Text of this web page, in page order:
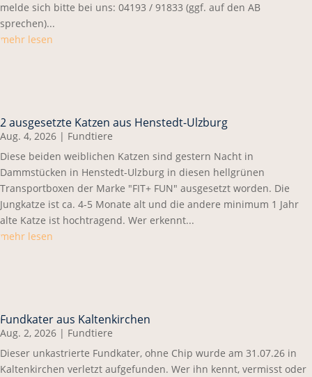
melde sich bitte bei uns: 04193 / 91833 (ggf. auf den AB
sprechen)...
mehr lesen
2 ausgesetzte Katzen aus Henstedt-Ulzburg
Aug. 4, 2026 | Fundtiere
Diese beiden weiblichen Katzen sind gestern Nacht in
Dammstücken in Henstedt-Ulzburg in diesen hellgrünen
Transportboxen der Marke "FIT+ FUN" ausgesetzt worden. Die
Jungkatze ist ca. 4-5 Monate alt und die andere minimum 1 Jahr
alte Katze ist hochtragend. Wer erkennt...
mehr lesen
Fundkater aus Kaltenkirchen
Aug. 2, 2026 | Fundtiere
Dieser unkastrierte Fundkater, ohne Chip wurde am 31.07.26 in
Kaltenkirchen verletzt aufgefunden. Wer ihn kennt, vermisst oder